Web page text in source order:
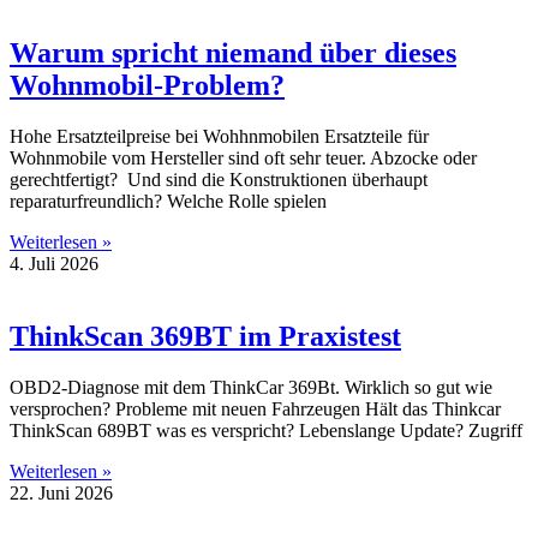
Warum spricht niemand über dieses
Wohnmobil-Problem?
Hohe Ersatzteilpreise bei Wohhnmobilen Ersatzteile für
Wohnmobile vom Hersteller sind oft sehr teuer. Abzocke oder
gerechtfertigt? Und sind die Konstruktionen überhaupt
reparaturfreundlich? Welche Rolle spielen
Weiterlesen »
4. Juli 2026
ThinkScan 369BT im Praxistest
OBD2-Diagnose mit dem ThinkCar 369Bt. Wirklich so gut wie
versprochen? Probleme mit neuen Fahrzeugen Hält das Thinkcar
ThinkScan 689BT was es verspricht? Lebenslange Update? Zugriff
Weiterlesen »
22. Juni 2026